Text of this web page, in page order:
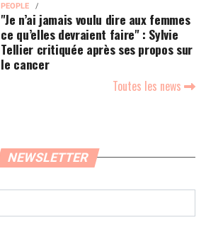
PEOPLE
"Je n’ai jamais voulu dire aux femmes
ce qu’elles devraient faire" : Sylvie
Tellier critiquée après ses propos sur
le cancer
Toutes les news
NEWSLETTER